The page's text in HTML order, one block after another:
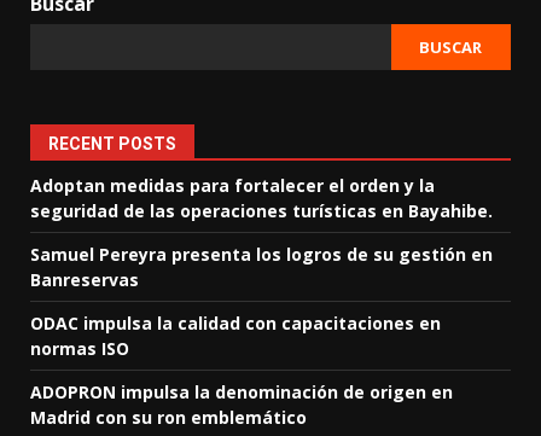
BUSCAR
RECENT POSTS
Adoptan medidas para fortalecer el orden y la
seguridad de las operaciones turísticas en Bayahibe.
Samuel Pereyra presenta los logros de su gestión en
Banreservas
ODAC impulsa la calidad con capacitaciones en
normas ISO
ADOPRON impulsa la denominación de origen en
Madrid con su ron emblemático